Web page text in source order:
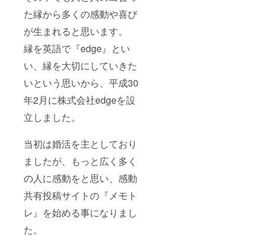
た縁から多くの感動や喜び
が生まれると思います。
縁を英語で『edge』とい
い、縁を大切にしていきた
いという思いから、平成30
年2月に株式会社edgeを設
立しました。
当初は婚活を主としており
ましたが、もっと広く多く
の人に感動をと思い、感動
共有投稿サイトの『メモト
レ』を始める事になりまし
た。